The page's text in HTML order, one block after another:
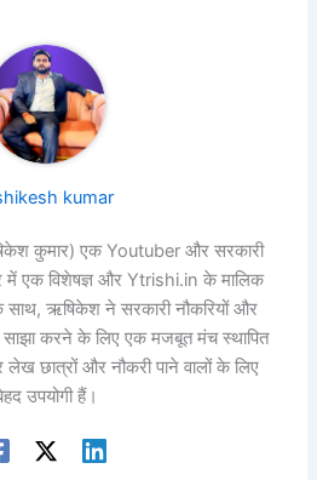
kumar
कुमार) एक Youtuber और सरकारी
में एक विशेषज्ञ और Ytrishi.in के मालिक
ऋषिकेश ने सरकारी नौकरियों और
करने के लिए एक मजबूत मंच स्थापित
छात्रों और नौकरी पाने वालों के लिए
उपयोगी हैं।